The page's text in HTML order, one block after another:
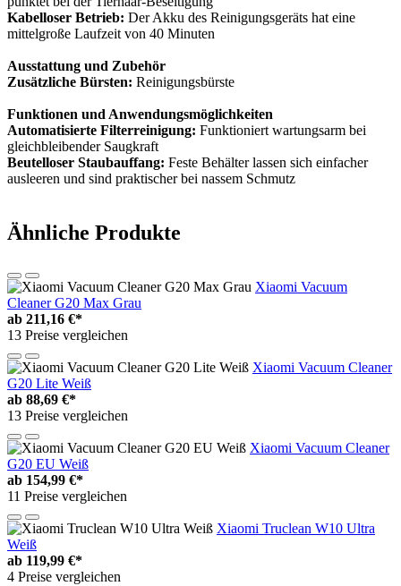
Kabelloser Betrieb: Der Akku des Reinigungsgeräts hat eine
mittelgroße Laufzeit von 40 Minuten
Ausstattung und Zubehör
Zusätzliche Bürsten: Reinigungsbürste
Funktionen und Anwendungsmöglichkeiten
Automatisierte Filterreinigung: Funktioniert wartungsarm bei
gleichbleibender Saugkraft
Beutelloser Staubauffang: Feste Behälter lassen sich einfacher
ausleeren und sind praktischer bei nassem Schmutz
Ähnliche Produkte
Xiaomi Vacuum
Cleaner G20 Max Grau
ab 211,16 €*
13 Preise vergleichen
Xiaomi Vacuum Cleaner
G20 Lite Weiß
ab 88,69 €*
13 Preise vergleichen
Xiaomi Vacuum Cleaner
G20 EU Weiß
ab 154,99 €*
11 Preise vergleichen
Xiaomi Truclean W10 Ultra
Weiß
ab 119,99 €*
4 Preise vergleichen